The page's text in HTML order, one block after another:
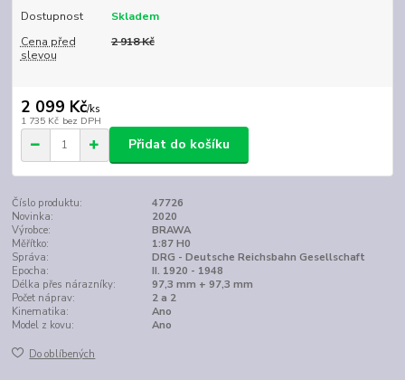
Dostupnost
Skladem
Cena před
slevou
2 918 Kč
2 099 Kč/ks
1 735 Kč bez DPH
Přidat do košíku
Číslo produktu:
47726
Novinka:
2020
Výrobce:
BRAWA
Měřítko:
1:87 H0
Správa:
DRG - Deutsche Reichsbahn Gesellschaft
Epocha:
II. 1920 - 1948
Délka přes nárazníky:
97,3 mm + 97,3 mm
Počet náprav:
2 a 2
Kinematika:
Ano
Model z kovu:
Ano
Do oblíbených